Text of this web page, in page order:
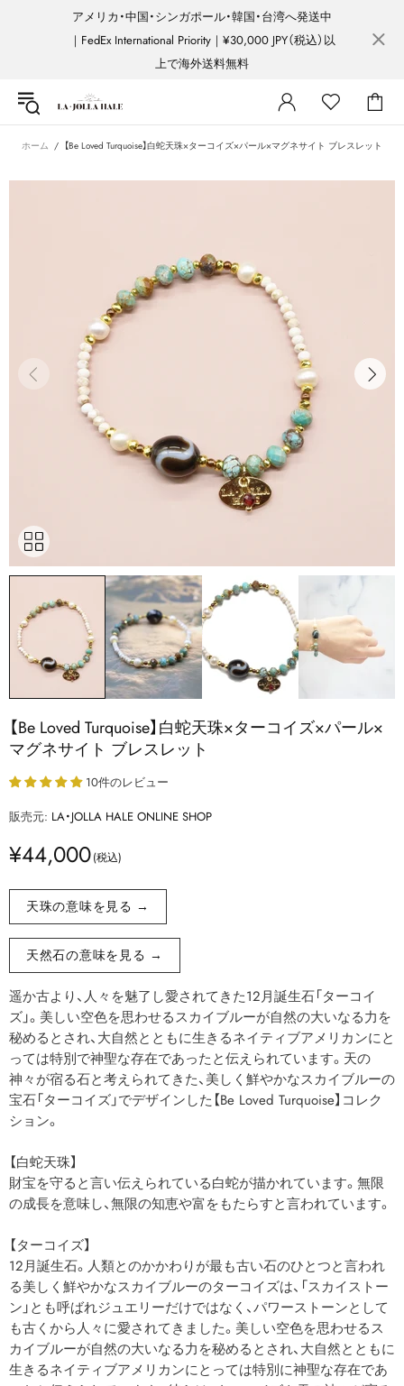
アメリカ・中国・シンガポール・韓国・台湾へ発送中
｜FedEx International Priority｜¥30,000 JPY（税込）以
上で海外送料無料
ホーム 【Be Loved Turquoise】白蛇天珠×ターコイズ×パール×マグネサイト ブレスレット
【Be Loved Turquoise】白蛇天珠×ターコイズ×パール×
マグネサイト ブレスレット
10件のレビュー
販売元: LA・JOLLA HALE ONLINE SHOP
¥44,000
天珠の意味を見る →
天然石の意味を見る →
遥か古より、人々を魅了し愛されてきた12月誕生石「ターコイ
ズ」。美しい空色を思わせるスカイブルーが自然の大いなる力を
秘めるとされ、大自然とともに生きるネイティブアメリカンにと
っては特別で神聖な存在であったと伝えられています。天の
神々が宿る石と考えられてきた、美しく鮮やかなスカイブルーの
宝石「ターコイズ」でデザインした【Be Loved Turquoise】コレク
ション。
【白蛇天珠】
財宝を守ると言い伝えられている白蛇が描かれています。無限
の成長を意味し、無限の知恵や富をもたらすと言われています。
【ターコイズ】
12月誕生石。人類とのかかわりが最も古い石のひとつと言われ
る美しく鮮やかなスカイブルーのターコイズは、「スカイストー
ン」とも呼ばれジュエリーだけではなく、パワーストーンとして
も古くから人々に愛されてきました。美しい空色を思わせるス
カイブルーが自然の大いなる力を秘めるとされ、大自然とともに
生きるネイティブアメリカンにとっては特別に神聖な存在であ